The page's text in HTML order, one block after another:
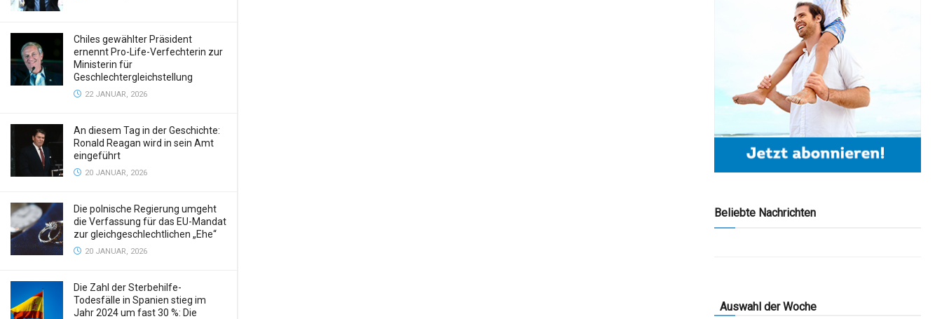
Chiles gewählter Präsident
ernennt Pro-Life-Verfechterin zur
Ministerin für
Geschlechtergleichstellung
22 JANUAR, 2026
An diesem Tag in der Geschichte:
Ronald Reagan wird in sein Amt
eingeführt
20 JANUAR, 2026
Die polnische Regierung umgeht
die Verfassung für das EU-Mandat
zur gleichgeschlechtlichen „Ehe“
20 JANUAR, 2026
Die Zahl der Sterbehilfe-
Todesfälle in Spanien stieg im
Jahr 2024 um fast 30 %: Die
Beliebte Nachrichten
Auswahl der Woche